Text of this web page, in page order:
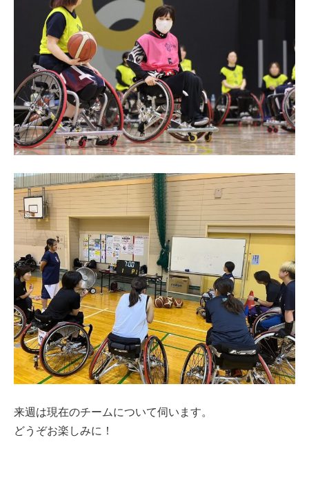
来週は現在のチームについて伺います。
どうぞお楽しみに！